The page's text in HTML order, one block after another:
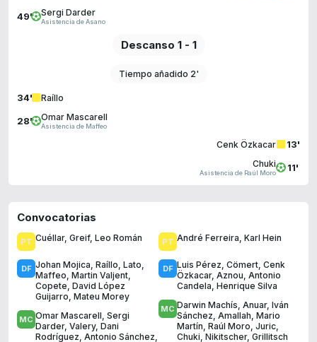
49' Sergi Darder
Asistencia de Asano
Descanso 1 - 1
Tiempo añadido 2'
34' Raíllo
28' Omar Mascarell
Asistencia de Maffeo
13'
Cenk Özkacar
11'
Chuki
Asistencia de Raúl Moro
Convocatorias
Cuéllar, Greif, Leo Román
Johan Mojica, Raíllo, Lato,
Maffeo, Martin Valjent,
Copete, David López
Guijarro, Mateu Morey
Omar Mascarell, Sergi
Darder, Valery, Dani
Rodríguez, Antonio Sánchez,
André Ferreira, Karl Hein
Luis Pérez, Cömert, Cenk
Özkacar, Aznou, Antonio
Candela, Henrique Silva
Darwin Machís, Anuar, Iván
Sánchez, Amallah, Mario
Martín, Raúl Moro, Juric,
Chuki, Nikitscher, Grillitsch